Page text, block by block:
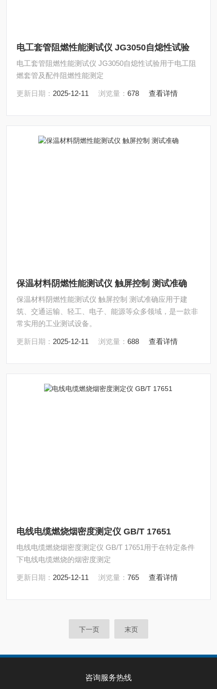
电工套管阻燃性能测试仪 JG3050自熄性试验
电工套管阻燃性能测试仪 JG3050自熄性试验用于电工阻
燃套管及配件阻燃性能测定
更新日期： 2025-12-11 浏览量：678 查看详情
保温材料阴燃性能测试仪 触屏控制 测试准确
保温材料阴燃性能测试仪 触屏控制 测试准确应用于建
筑、交通运输、轻工、电子、能源等众多领域，是一款非
常实用的工业测试设备。
更新日期： 2025-12-11 浏览量：688 查看详情
电线电缆燃烧烟密度测定仪 GB/T 17651
电线电缆燃烧烟密度测定仪 GB/T 17651用于在特定条件
下电线电缆燃烧的烟密度测定
更新日期： 2025-12-11 浏览量：765 查看详情
下一页 末页
咨询服务热线